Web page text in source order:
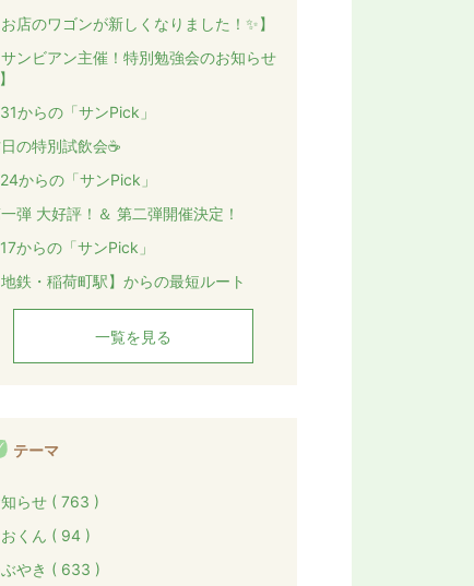
お店のワゴンが新しくなりました！✨】
サンビアン主催！特別勉強会のお知らせ
からの「サンPick」
の特別試飲会☕️
からの「サンPick」
弾 大好評！＆ 第二弾開催決定！
からの「サンPick」
地鉄・稲荷町駅】からの最短ルート
一覧を見る
テーマ
らせ ( 763 )
くん ( 94 )
やき ( 633 )